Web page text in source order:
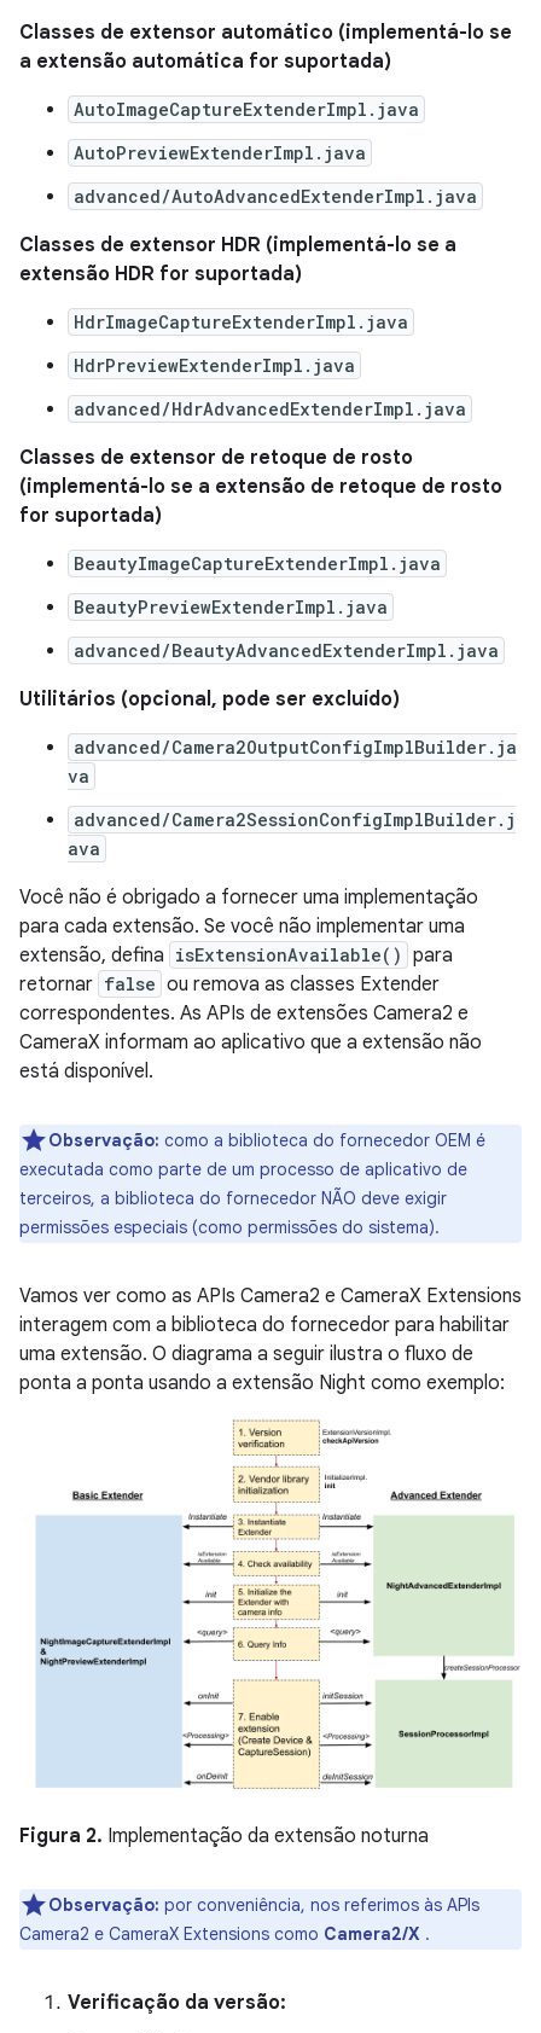
Classes de extensor automático (implementá-lo se
a extensão automática for suportada)
AutoImageCaptureExtenderImpl.java
AutoPreviewExtenderImpl.java
advanced/AutoAdvancedExtenderImpl.java
Classes de extensor HDR (implementá-lo se a
extensão HDR for suportada)
HdrImageCaptureExtenderImpl.java
HdrPreviewExtenderImpl.java
advanced/HdrAdvancedExtenderImpl.java
Classes de extensor de retoque de rosto
(implementá-lo se a extensão de retoque de rosto
for suportada)
BeautyImageCaptureExtenderImpl.java
BeautyPreviewExtenderImpl.java
advanced/BeautyAdvancedExtenderImpl.java
Utilitários (opcional, pode ser excluído)
advanced/Camera2OutputConfigImplBuilder.ja
va
advanced/Camera2SessionConfigImplBuilder.j
ava
Você não é obrigado a fornecer uma implementação
para cada extensão. Se você não implementar uma
extensão, defina isExtensionAvailable() para
retornar false ou remova as classes Extender
correspondentes. As APIs de extensões Camera2 e
CameraX informam ao aplicativo que a extensão não
está disponível.
Observação: como a biblioteca do fornecedor OEM é
executada como parte de um processo de aplicativo de
terceiros, a biblioteca do fornecedor NÃO deve exigir
permissões especiais (como permissões do sistema).
Vamos ver como as APIs Camera2 e CameraX Extensions
interagem com a biblioteca do fornecedor para habilitar
uma extensão. O diagrama a seguir ilustra o fluxo de
ponta a ponta usando a extensão Night como exemplo:
Figura 2. Implementação da extensão noturna
Observação: por conveniência, nos referimos às APIs
Camera2 e CameraX Extensions como Camera2/X .
Verificação da versão: